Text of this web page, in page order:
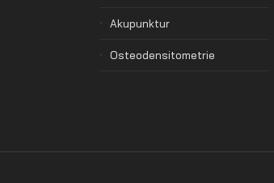
Akupunktur
Osteodensitometrie